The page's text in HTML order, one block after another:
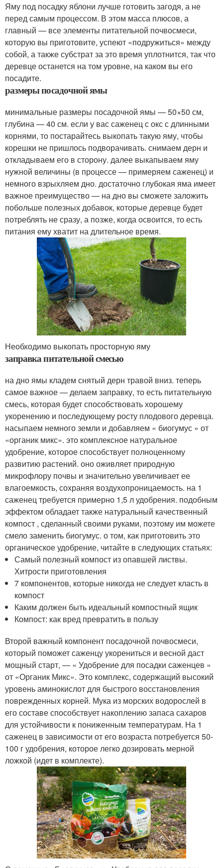
Яму под посадку яблони лучше готовить загодя, а не
перед самым процессом. В этом масса плюсов, а
главный — все элементы питательной почвосмеси,
которую вы приготовите, успеют «подружиться» между
собой, а также субстрат за это время уплотнится, так что
деревце останется на том уровне, на каком вы его
посадите.
размеры посадочной ямы
минимальные размеры посадочной ямы — 50×50 см,
глубина — 40 см. если у вас саженец с окс с длинными
корнями, то постарайтесь выкопать такую яму, чтобы
корешки не пришлось подворачивать. снимаем дерн и
откладываем его в сторону. далее выкапываем яму
нужной величины (в процессе — примеряем саженец) и
немного взрыхляем дно. достаточно глубокая яма имеет
важное преимущество — на дно вы сможете заложить
побольше полезных добавок, которые деревце будет
потреблять не сразу, а позже, когда освоится, то есть
питания ему хватит на длительное время.
Необходимо выкопать просторную яму
заправка питательной смесью
на дно ямы кладем снятый дерн травой вниз. теперь
самое важное — делаем заправку, то есть питательную
смесь, которая будет способствовать хорошему
укоренению и последующему росту плодового деревца.
насыпаем немного земли и добавляем « биогумус » от
«органик микс». это комплексное натуральное
удобрение, которое способствует полноценному
развитию растений. оно оживляет природную
микрофлору почвы и значительно увеличивает ее
влагоемкость, сохраняя воздухопроницаемость. на 1
саженец требуется примерно 1,5 л удобрения. подобным
эффектом обладает также натуральный качественный
компост , сделанный своими руками, поэтому им можете
смело заменить биогумус. о том, как приготовить это
органическое удобрение, читайте в следующих статьях:
Самый полезный компост из опавшей листвы.
Хитрости приготовления
7 компонентов, которые никогда не следует класть в
компост
Каким должен быть идеальный компостный ящик
Компост: как вред превратить в пользу
Второй важный компонент посадочной почвосмеси,
который поможет саженцу укорениться и весной даст
мощный старт, — « Удобрение для посадки саженцев »
от «Органик Микс». Это комплекс, содержащий высокий
уровень аминокислот для быстрого восстановления
поврежденных корней. Мука из морских водорослей в
его составе способствует накоплению запаса сахаров
для устойчивости к пониженным температурам. На 1
саженец в зависимости от его возраста потребуется 50-
100 г удобрения, которое легко дозировать мерной
ложкой (идет в комплекте).